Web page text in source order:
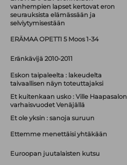
vanhempien lapset kertovat eron
seurauksista elämässään ja
selviytymisestään
ERÄMAA OPETTI 5 Moos 1-34
Eränkävijä 2010-2011
Eskon taipaleelta : lakeudelta
taivaallisen näyn toteuttajaksi
Et kuitenkaan usko : Ville Haapasalon
varhaisvuodet Venäjällä
Et ole yksin : sanoja suruun
Ettemme menettäisi yhtäkään
Euroopan juutalaisten kutsu